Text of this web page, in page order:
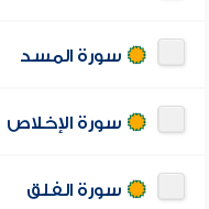
سورة المسد
سورة الإخلاص
سورة الفلق